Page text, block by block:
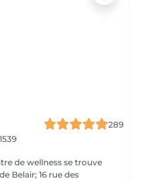
289
de wellness se trouve
Belair; 16 rue des